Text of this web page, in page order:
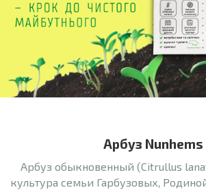
Арбуз Nunhems
Арбуз обыкновенный (Citrullus
культура семьи Гарбузовых,